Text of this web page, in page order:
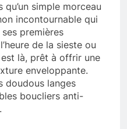
qu’un simple morceau
incontournable qui
premières
de la sieste ou
là, prêt à offrir une
enveloppante.
doudous langes
boucliers anti-